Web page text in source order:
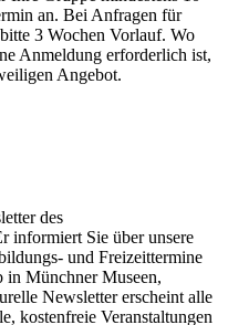
an. Bei Anfragen für
3 Wochen Vorlauf. Wo
Anmeldung erforderlich ist,
Angebot.
des
informiert Sie über unsere
und Freizeittermine
in Münchner Museen,
Newsletter erscheint alle
kostenfreie Veranstaltungen